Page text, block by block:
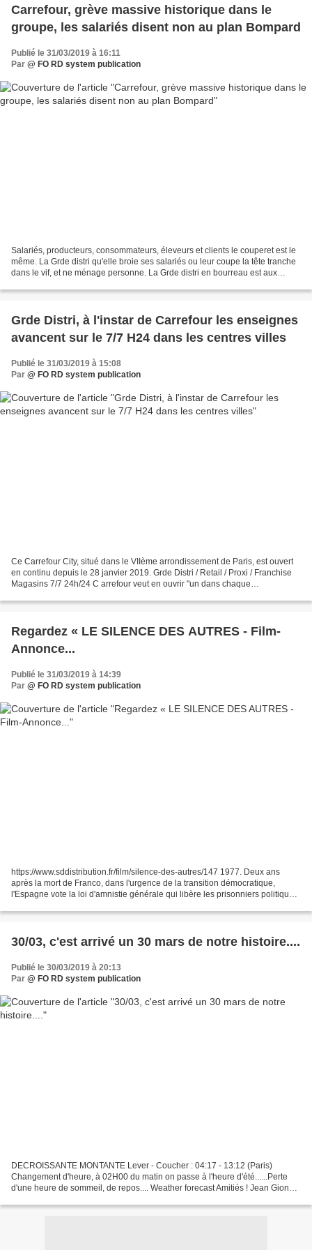
Carrefour, grève massive historique dans le
groupe, les salariés disent non au plan Bompard
Publié le 31/03/2019 à 16:11
Par @ FO RD system publication
Salariés, producteurs, consommateurs, éleveurs et clients le couperet est le
même. La Grde distri qu'elle broie ses salariés ou leur coupe la tête tranche
dans le vif, et ne ménage personne. La Grde distri en bourreau est aux
Grde Distri, à l'instar de Carrefour les enseignes
avancent sur le 7/7 H24 dans les centres villes
Publié le 31/03/2019 à 15:08
Par @ FO RD system publication
Ce Carrefour City, situé dans le VIIème arrondissement de Paris, est ouvert
en continu depuis le 28 janvier 2019. Grde Distri / Retail / Proxi / Franchise
Magasins 7/7 24h/24 C arrefour veut en ouvrir "un dans chaque
Regardez « LE SILENCE DES AUTRES - Film-
Annonce...
Publié le 31/03/2019 à 14:39
Par @ FO RD system publication
https://www.sddistribution.fr/film/silence-des-autres/147 1977. Deux ans
après la mort de Franco, dans l'urgence de la transition démocratique,
l'Espagne vote la loi d'amnistie générale qui libère les prisonniers politiques
30/03, c'est arrivé un 30 mars de notre histoire....
Publié le 30/03/2019 à 20:13
Par @ FO RD system publication
DECROISSANTE MONTANTE Lever - Coucher : 04:17 - 13:12 (Paris)
Changement d'heure, à 02H00 du matin on passe à l'heure d'été......Perte
d'une heure de sommeil, de repos.... Weather forecast Amitiés ! Jean Giono